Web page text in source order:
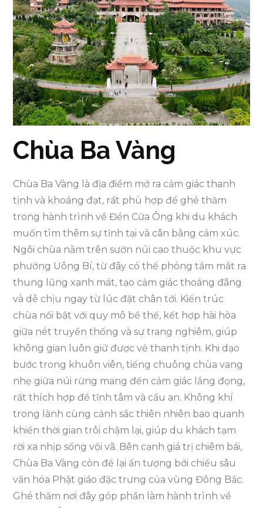
Chùa Ba Vàng
Chùa Ba Vàng là địa điểm mở ra cảm giác thanh
tịnh và khoáng đạt, rất phù hợp để ghé thăm
trong hành trình về Đền Cửa Ông khi du khách
muốn tìm thêm sự tĩnh tại và cân bằng cảm xúc.
Ngôi chùa nằm trên sườn núi cao thuộc khu vực
phường Uông Bí, từ đây có thể phóng tầm mắt ra
thung lũng xanh mát, tạo cảm giác thoáng đãng
và dễ chịu ngay từ lúc đặt chân tới. Kiến trúc
chùa nổi bật với quy mô bề thế, kết hợp hài hòa
giữa nét truyền thống và sự trang nghiêm, giúp
không gian luôn giữ được vẻ thanh tịnh. Khi dạo
bước trong khuôn viên, tiếng chuông chùa vang
nhẹ giữa núi rừng mang đến cảm giác lắng đọng,
rất thích hợp để tĩnh tâm và cầu an. Không khí
trong lành cùng cảnh sắc thiên nhiên bao quanh
khiến thời gian trôi chậm lại, giúp du khách tạm
rời xa nhịp sống vội vã. Bên cạnh giá trị chiêm bái,
Chùa Ba Vàng còn để lại ấn tượng bởi chiều sâu
văn hóa Phật giáo đặc trưng của vùng Đông Bắc.
Ghé thăm nơi đây góp phần làm hành trình về